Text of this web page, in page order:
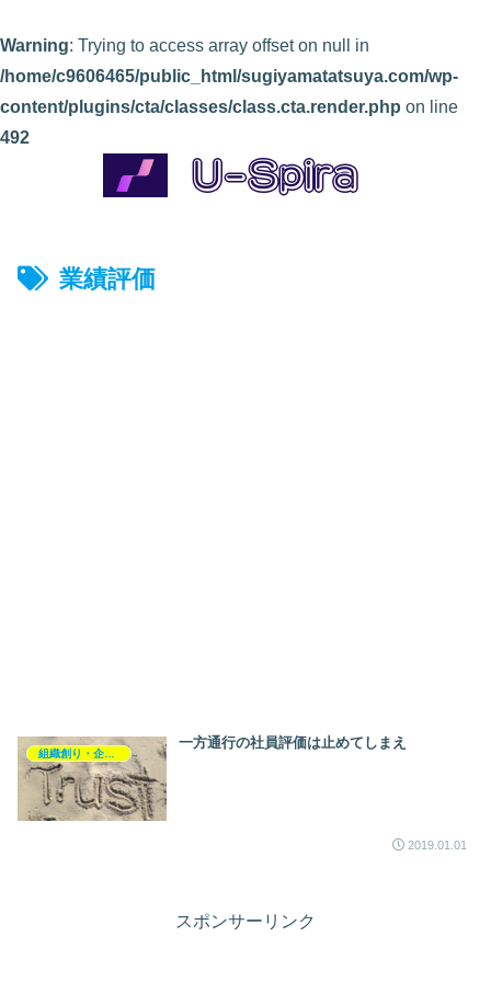
Warning: Trying to access array offset on null in
/home/c9606465/public_html/sugiyamatatsuya.com/wp-
content/plugins/cta/classes/class.cta.render.php on line
492
業績評価
一方通行の社員評価は止めてしまえ
2019.01.01
スポンサーリンク